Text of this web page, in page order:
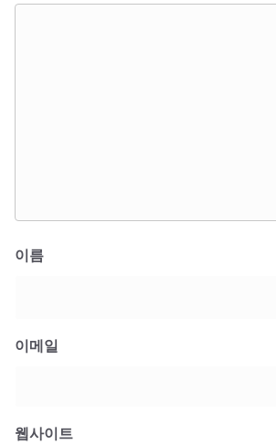
이름
이메일
웹사이트